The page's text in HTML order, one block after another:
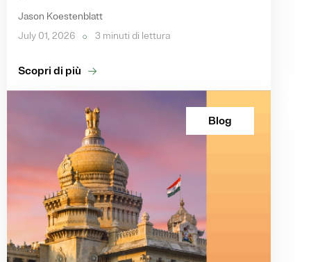
Jason Koestenblatt
July 01, 2026
3 minuti di lettura
Scopri di più
Blog